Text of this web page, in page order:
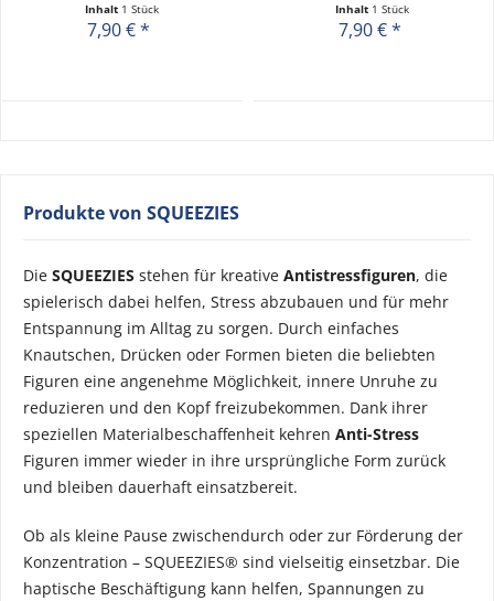
Inhalt 1 Stück
7,90 € *
Inhalt 1 Stück
7,90 € *
Produkte von SQUEEZIES
Die SQUEEZIES stehen für kreative Antistressfiguren, die
spielerisch dabei helfen, Stress abzubauen und für mehr
Entspannung im Alltag zu sorgen. Durch einfaches
Knautschen, Drücken oder Formen bieten die beliebten
Figuren eine angenehme Möglichkeit, innere Unruhe zu
reduzieren und den Kopf freizubekommen. Dank ihrer
speziellen Materialbeschaffenheit kehren Anti-Stress
Figuren immer wieder in ihre ursprüngliche Form zurück
und bleiben dauerhaft einsatzbereit.
Ob als kleine Pause zwischendurch oder zur Förderung der
Konzentration – SQUEEZIES® sind vielseitig einsetzbar. Die
haptische Beschäftigung kann helfen, Spannungen zu